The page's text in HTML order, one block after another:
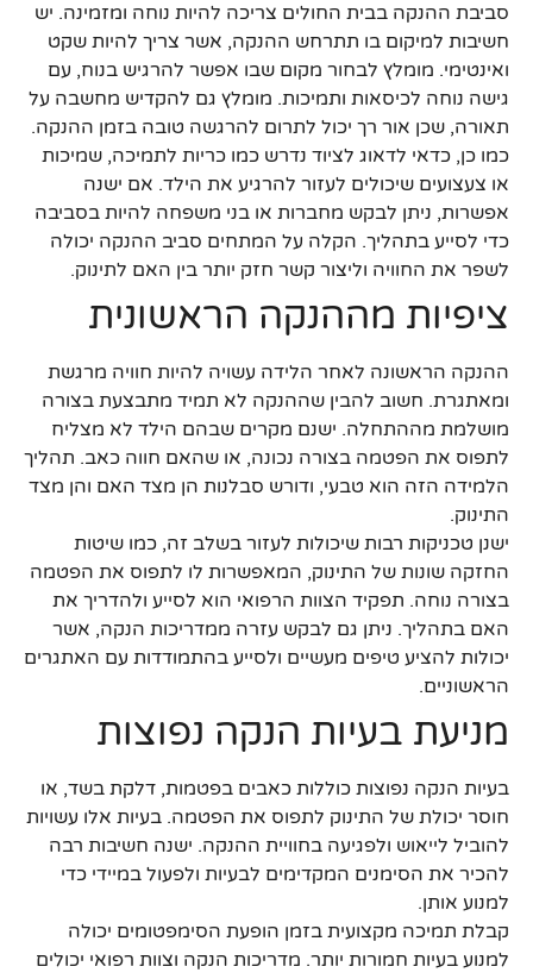
סביבת ההנקה בבית החולים צריכה להיות נוחה ומזמינה. יש
חשיבות למיקום בו תתרחש ההנקה, אשר צריך להיות שקט
ואינטימי. מומלץ לבחור מקום שבו אפשר להרגיש בנוח, עם
גישה נוחה לכיסאות ותמיכות. מומלץ גם להקדיש מחשבה על
תאורה, שכן אור רך יכול לתרום להרגשה טובה בזמן ההנקה.
כמו כן, כדאי לדאוג לציוד נדרש כמו כריות לתמיכה, שמיכות
או צעצועים שיכולים לעזור להרגיע את הילד. אם ישנה
אפשרות, ניתן לבקש מחברות או בני משפחה להיות בסביבה
כדי לסייע בתהליך. הקלה על המתחים סביב ההנקה יכולה
לשפר את החוויה וליצור קשר חזק יותר בין האם לתינוק.
ציפיות מההנקה הראשונית
ההנקה הראשונה לאחר הלידה עשויה להיות חוויה מרגשת
ומאתגרת. חשוב להבין שההנקה לא תמיד מתבצעת בצורה
מושלמת מההתחלה. ישנם מקרים שבהם הילד לא מצליח
לתפוס את הפטמה בצורה נכונה, או שהאם חווה כאב. תהליך
הלמידה הזה הוא טבעי, ודורש סבלנות הן מצד האם והן מצד
התינוק.
ישנן טכניקות רבות שיכולות לעזור בשלב זה, כמו שיטות
החזקה שונות של התינוק, המאפשרות לו לתפוס את הפטמה
בצורה נוחה. תפקיד הצוות הרפואי הוא לסייע ולהדריך את
האם בתהליך. ניתן גם לבקש עזרה ממדריכות הנקה, אשר
יכולות להציע טיפים מעשיים ולסייע בהתמודדות עם האתגרים
הראשוניים.
מניעת בעיות הנקה נפוצות
בעיות הנקה נפוצות כוללות כאבים בפטמות, דלקת בשד, או
חוסר יכולת של התינוק לתפוס את הפטמה. בעיות אלו עשויות
להוביל לייאוש ולפגיעה בחוויית ההנקה. ישנה חשיבות רבה
להכיר את הסימנים המקדימים לבעיות ולפעול במיידי כדי
למנוע אותן.
קבלת תמיכה מקצועית בזמן הופעת הסימפטומים יכולה
למנוע בעיות חמורות יותר. מדריכות הנקה וצוות רפואי יכולים